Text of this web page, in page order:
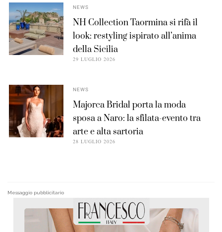
NEWS
NH Collection Taormina si rifà il
look: restyling ispirato all’anima
della Sicilia
29 LUGLIO 2026
NEWS
Majorca Bridal porta la moda
sposa a Naro: la sfilata-evento tra
arte e alta sartoria
28 LUGLIO 2026
Messaggio pubblicitario